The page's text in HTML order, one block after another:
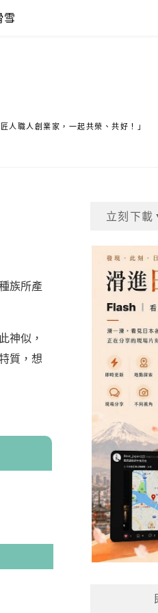
雪
人職人創業家，一起共榮、共好！」
族所產
神似，
質，想
立刻下